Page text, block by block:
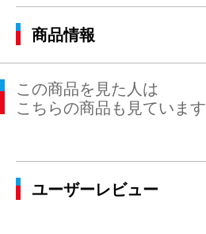
商品情報
この商品を見た人は
こちらの商品も見ています
ユーザーレビュー